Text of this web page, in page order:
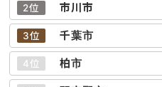
2位 市川市
3位 千葉市
4位 柏市